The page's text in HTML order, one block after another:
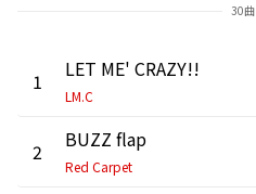
30曲
1 LET ME' CRAZY!!
LM.C
2 BUZZ flap
Red Carpet